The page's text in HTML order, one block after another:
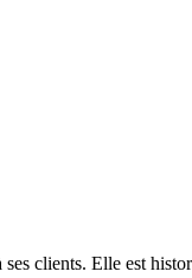
clients. Elle est